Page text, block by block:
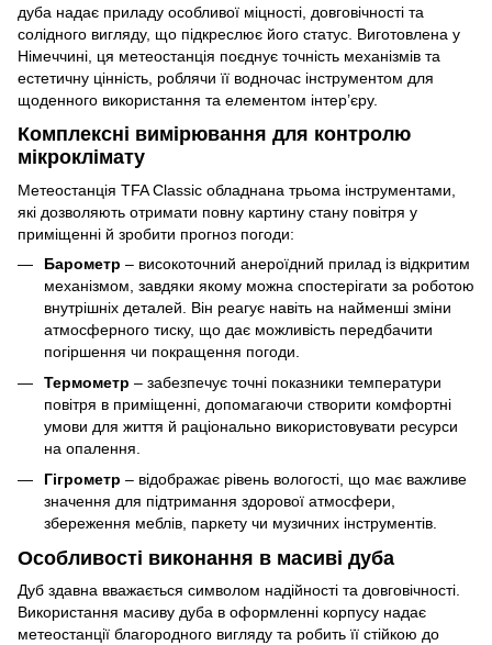
дуба надає приладу особливої міцності, довговічності та
солідного вигляду, що підкреслює його статус. Виготовлена у
Німеччині, ця метеостанція поєднує точність механізмів та
естетичну цінність, роблячи її водночас інструментом для
щоденного використання та елементом інтер’єру.
Комплексні вимірювання для контролю
мікроклімату
Метеостанція TFA Classic обладнана трьома інструментами,
які дозволяють отримати повну картину стану повітря у
приміщенні й зробити прогноз погоди:
Барометр – високоточний анероїдний прилад із відкритим
механізмом, завдяки якому можна спостерігати за роботою
внутрішніх деталей. Він реагує навіть на найменші зміни
атмосферного тиску, що дає можливість передбачити
погіршення чи покращення погоди.
Термометр – забезпечує точні показники температури
повітря в приміщенні, допомагаючи створити комфортні
умови для життя й раціонально використовувати ресурси
на опалення.
Гігрометр – відображає рівень вологості, що має важливе
значення для підтримання здорової атмосфери,
збереження меблів, паркету чи музичних інструментів.
Особливості виконання в масиві дуба
Дуб здавна вважається символом надійності та довговічності.
Використання масиву дуба в оформленні корпусу надає
метеостанції благородного вигляду та робить її стійкою до